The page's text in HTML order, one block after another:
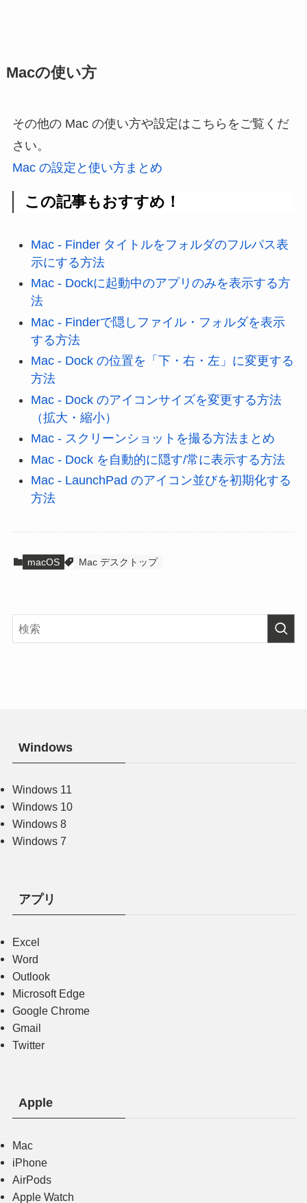
Macの使い方
その他の Mac の使い方や設定はこちらをご覧くだ
さい。
Mac の設定と使い方まとめ
この記事もおすすめ！
Mac - Finder タイトルをフォルダのフルパス表
示にする方法
Mac - Dockに起動中のアプリのみを表示する方
法
Mac - Finderで隠しファイル・フォルダを表示
する方法
Mac - Dock の位置を「下・右・左」に変更する
方法
Mac - Dock のアイコンサイズを変更する方法
（拡大・縮小）
Mac - スクリーンショットを撮る方法まとめ
Mac - Dock を自動的に隠す/常に表示する方法
Mac - LaunchPad のアイコン並びを初期化する
方法
macOS Mac デスクトップ
Windows
Windows 11
Windows 10
Windows 8
Windows 7
アプリ
Excel
Word
Outlook
Microsoft Edge
Google Chrome
Gmail
Twitter
Apple
Mac
iPhone
AirPods
Apple Watch